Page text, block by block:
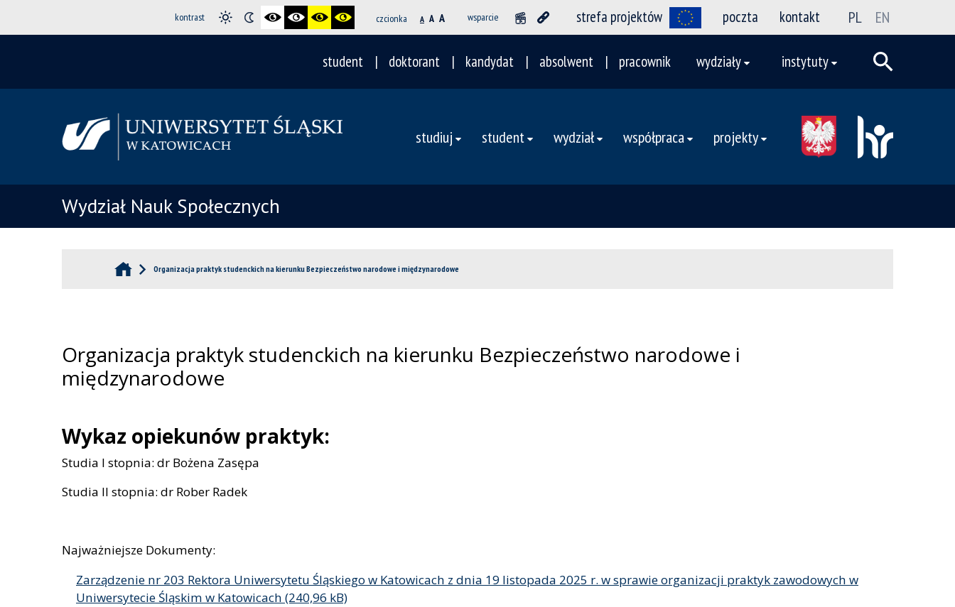
kontrast czcionka A A A wsparcie strefa projektów poczta kontakt PL EN
student doktorant kandydat absolwent pracownik wydziały instytuty
studiuj student wydział współpraca projekty
Wydział Nauk Społecznych
Organizacja praktyk studenckich na kierunku Bezpieczeństwo narodowe i międzynarodowe
Organizacja praktyk studenckich na kierunku Bezpieczeństwo narodowe i
międzynarodowe
Wykaz opiekunów praktyk:
Studia I stopnia: dr Bożena Zasępa
Studia II stopnia: dr Rober Radek
Najważniejsze Dokumenty:
Zarządzenie nr 203 Rektora Uniwersytetu Śląskiego w Katowicach z dnia 19 listopada 2025 r. w sprawie organizacji praktyk zawodowych w
Uniwersytecie Śląskim w Katowicach